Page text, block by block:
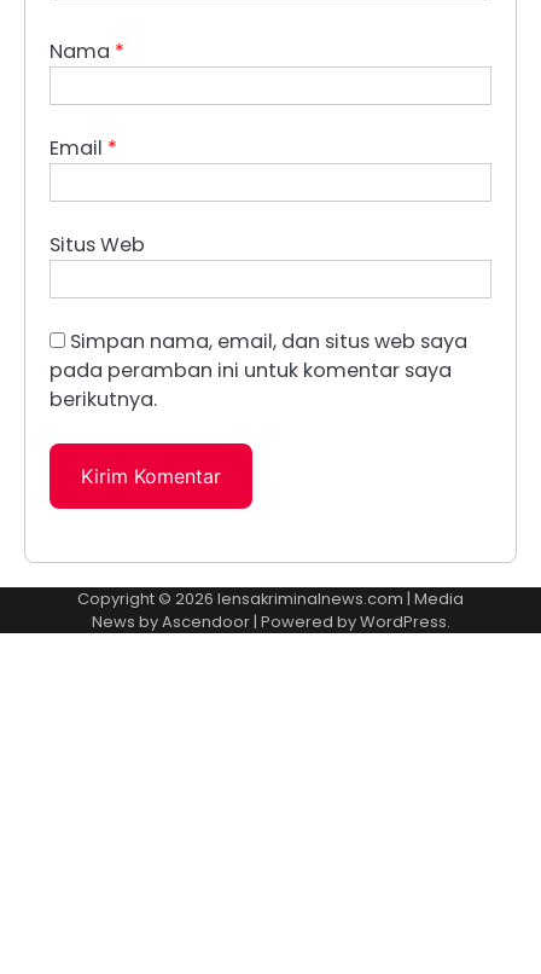
Nama *
Email *
Situs Web
Simpan nama, email, dan situs web saya
pada peramban ini untuk komentar saya
berikutnya.
Copyright © 2026 lensakriminalnews.com | Media
News byAscendoor| Powered byWordPress.